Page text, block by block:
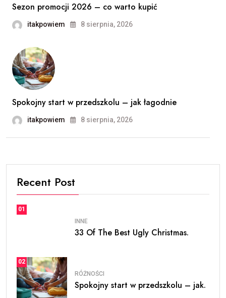
Sezon promocji 2026 – co warto kupić
itakpowiem 8 sierpnia, 2026
Spokojny start w przedszkolu – jak łagodnie
itakpowiem 8 sierpnia, 2026
Recent Post
01
INNE
33 Of The Best Ugly Christmas.
02
RÓŻNOŚCI
Spokojny start w przedszkolu – jak.